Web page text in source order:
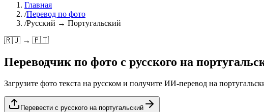
Главная
/Перевод по фото
/Русский → Португальский
🇷🇺 → 🇵🇹
Переводчик по фото с русского на
Загрузите фото текста на русском и получите ИИ-перевод на
Перевести с русского на португальский